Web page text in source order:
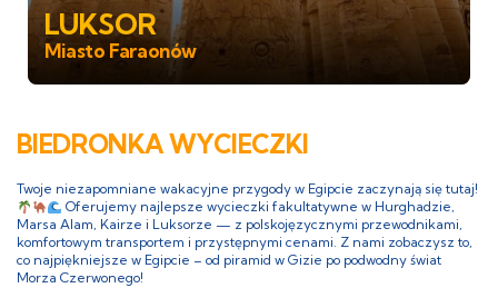
LUKSOR
Miasto Faraonów
BIEDRONKA WYCIECZKI
Twoje niezapomniane wakacyjne przygody w Egipcie zaczynają się tutaj!
Oferujemy najlepsze wycieczki fakultatywne w Hurghadzie,
Marsa Alam, Kairze i Luksorze — z polskojęzycznymi przewodnikami,
komfortowym transportem i przystępnymi cenami. Z nami zobaczysz to,
co najpiękniejsze w Egipcie – od piramid w Gizie po podwodny świat
Morza Czerwonego!